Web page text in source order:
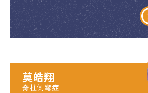
莫皓翔
脊柱側彎症